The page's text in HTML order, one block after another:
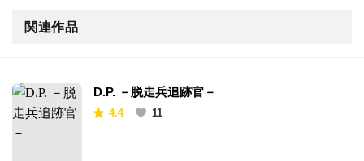
関連作品
D.P. －脱走兵追跡官－
4.4 11